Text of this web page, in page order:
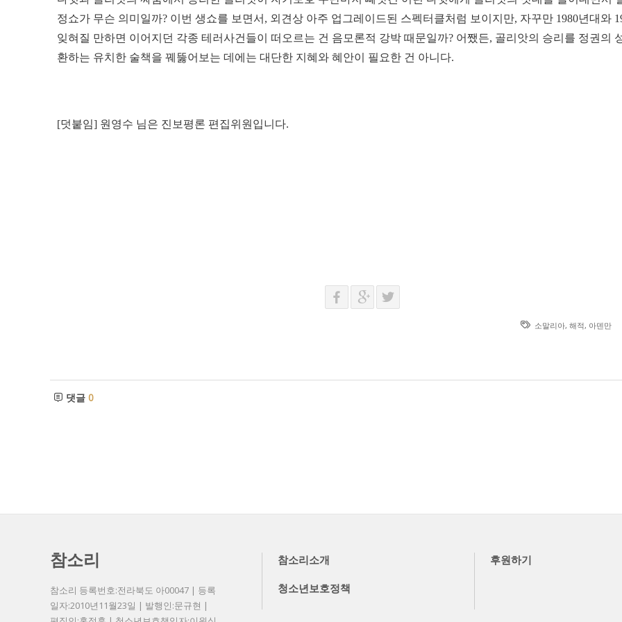
정쇼가 무슨 의미일까? 이번 생쇼를 보면서, 외견상 아주 업그레이드된 스펙터클처럼 보이지만, 자꾸만 1980년대와
잊혀질 만하면 이어지던 각종 테러사건들이 떠오르는 건 음모론적 강박 때문일까? 어쨌든, 골리앗의 승리를 정권의
환하는 유치한 술책을 꿰뚫어보는 데에는 대단한 지혜와 혜안이 필요한 건 아니다.
[덧붙임] 원영수 님은 진보평론 편집위원입니다.
소말리아, 해적, 아덴만
댓글 0
참소리
참소리 등록번호:전라북도 아00047 | 등록
일자:2010년11월23일 | 발행인:문규현 |
참소리소개 후원하기
청소년보호정책